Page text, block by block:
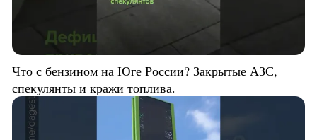
Что с бензином на Юге России? Закрытые АЗС,
спекулянты и кражи топлива.